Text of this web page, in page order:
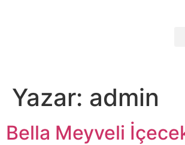
Yazar: admin
Bella Meyveli